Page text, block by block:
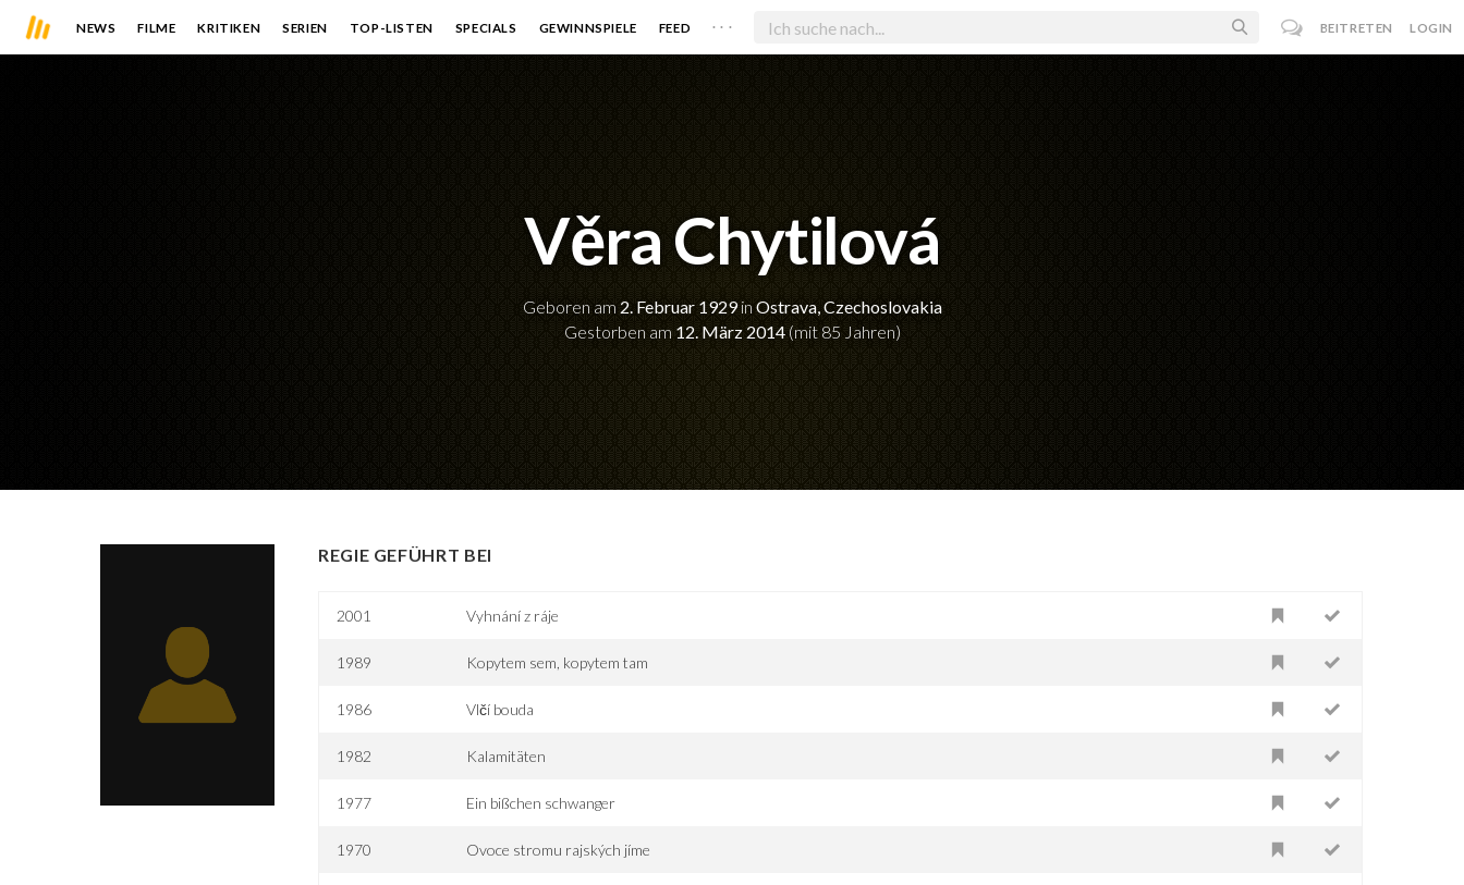
NEWS FILME KRITIKEN SERIEN TOP-LISTEN SPECIALS GEWINNSPIELE FEED . . . BEITRETEN LOGIN
Věra Chytilová
Geboren am 2. Februar 1929in Ostrava, Czechoslovakia
Gestorben am 12. März 2014(mit 85 Jahren)
REGIE GEFÜHRT BEI
2001 Vyhnání z ráje
1989 Kopytem sem, kopytem tam
1986 Vlčí bouda
1982 Kalamitäten
1977 Ein bißchen schwanger
1970 Ovoce stromu rajských jíme